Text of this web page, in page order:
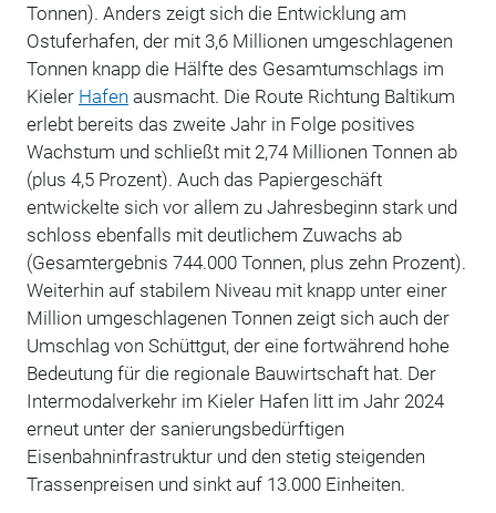
Tonnen). Anders zeigt sich die Entwicklung am
Ostuferhafen, der mit 3,6 Millionen umgeschlagenen
Tonnen knapp die Hälfte des Gesamtumschlags im
Kieler Hafen ausmacht. Die Route Richtung Baltikum
erlebt bereits das zweite Jahr in Folge positives
Wachstum und schließt mit 2,74 Millionen Tonnen ab
(plus 4,5 Prozent). Auch das Papiergeschäft
entwickelte sich vor allem zu Jahresbeginn stark und
schloss ebenfalls mit deutlichem Zuwachs ab
(Gesamtergebnis 744.000 Tonnen, plus zehn Prozent).
Weiterhin auf stabilem Niveau mit knapp unter einer
Million umgeschlagenen Tonnen zeigt sich auch der
Umschlag von Schüttgut, der eine fortwährend hohe
Bedeutung für die regionale Bauwirtschaft hat. Der
Intermodalverkehr im Kieler Hafen litt im Jahr 2024
erneut unter der sanierungsbedürftigen
Eisenbahninfrastruktur und den stetig steigenden
Trassenpreisen und sinkt auf 13.000 Einheiten.